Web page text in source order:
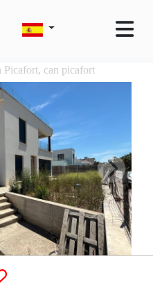
Picafort, can picafort